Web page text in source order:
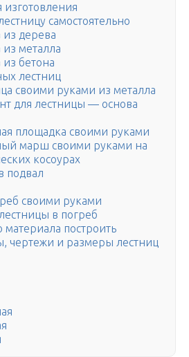
самостоятельно
из дерева
из металла
из бетона
лестниц
своими руками из металла
для лестницы — основа
площадка своими руками
марш своими руками на
косоурах
подвал
своими руками
в погреб
материала построить
чертежи и размеры лестниц